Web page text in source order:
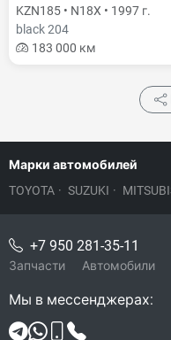
KZN185 • N18X • 1997 г.
black 204
183 000 км
Марки автомобилей
TOYOTA · SUZUKI ·
+7 950 281-35-11
Запчасти Автомобили
Мы в мессенджерах: